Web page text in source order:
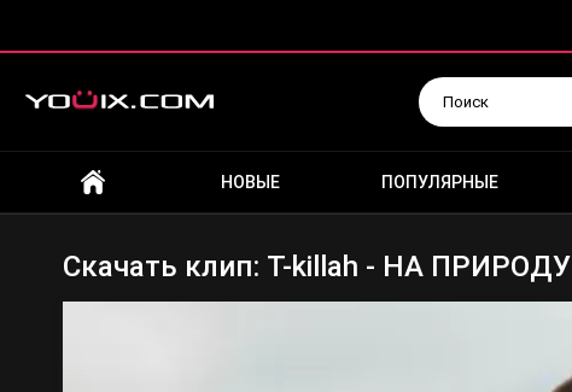
НОВЫЕ ПОПУЛЯРНЫЕ
Скачать клип: T-killah - НА ПРИРОДУ